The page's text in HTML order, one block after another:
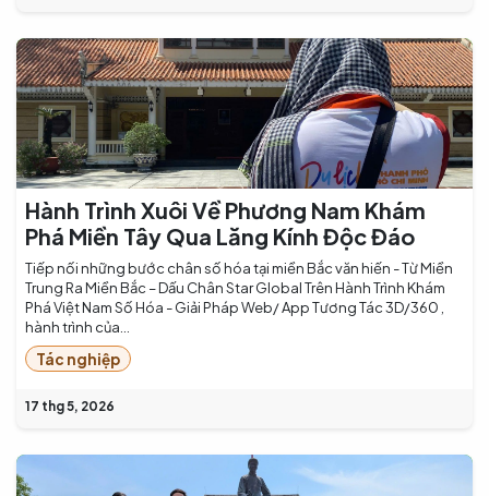
Hành Trình Xuôi Về Phương Nam Khám
Phá Miền Tây Qua Lăng Kính Độc Đáo
Tiếp nối những bước chân số hóa tại miền Bắc văn hiến - Từ Miền
Trung Ra Miền Bắc – Dấu Chân Star Global Trên Hành Trình Khám
Phá Việt Nam Số Hóa - Giải Pháp Web/ App Tương Tác 3D/360 ,
hành trình của...
Tác nghiệp
17 thg 5, 2026